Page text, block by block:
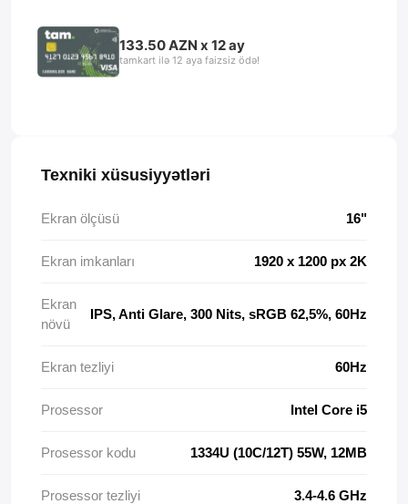
133.50 AZN x 12 ay
tamkart ilə 12 aya faizsiz ödə!
Texniki xüsusiyyətləri
Ekran ölçüsü 16"
Ekran imkanları 1920 x 1200 px 2K
Ekran
növü
IPS, Anti Glare, 300 Nits, sRGB 62,5%, 60Hz
Ekran tezliyi 60Hz
Prosessor Intel Core i5
Prosessor kodu 1334U (10C/12T) 55W, 12MB
Prosessor tezliyi 3.4-4.6 GHz